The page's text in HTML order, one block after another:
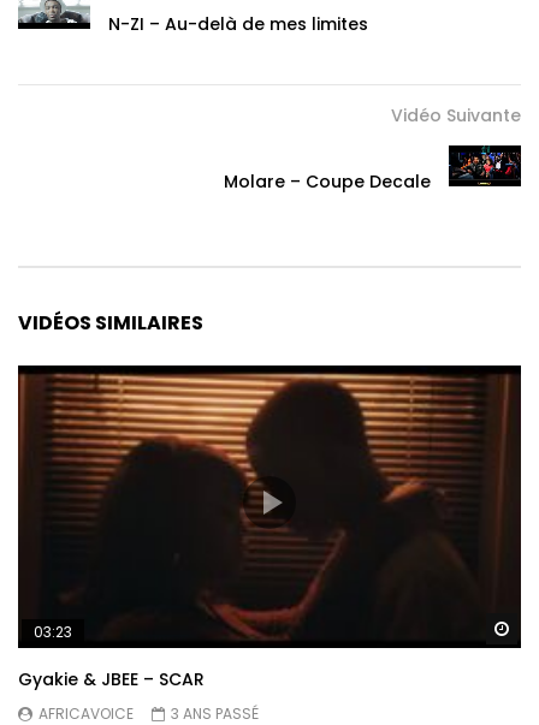
N-ZI – Au-delà de mes limites
Vidéo Suivante
Molare – Coupe Decale
VIDÉOS SIMILAIRES
03:23
Gyakie & JBEE – SCAR
AFRICAVOICE
3 ANS PASSÉ